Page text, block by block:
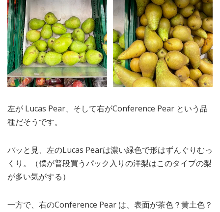
左が Lucas Pear、そして右がConference Pear という品
種だそうです。
パッと見、左のLucas Pearは濃い緑色で形はずんぐりむっ
くり。（僕が普段買うパック入りの洋梨はこのタイプの梨
が多い気がする）
一方で、右のConference Pear は、表面が茶色？黄土色？